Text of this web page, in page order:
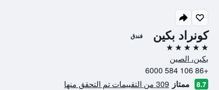
كونراد بكين فندق
5 نجوم
بكين، الصين
+86 106 584 6000
8.7 ممتاز 309 من التقييمات تم التحقق منها